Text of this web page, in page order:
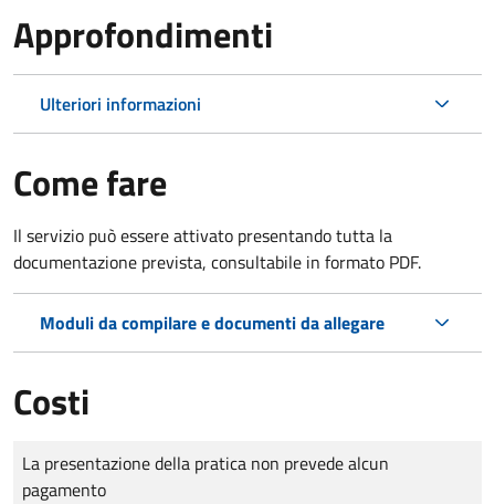
Approfondimenti
Ulteriori informazioni
Come fare
Il servizio può essere attivato presentando tutta la
documentazione prevista, consultabile in formato PDF.
Moduli da compilare e documenti da allegare
Costi
Tipo di pagamento
Importo
La presentazione della pratica non prevede alcun
pagamento